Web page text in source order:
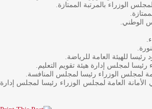
الوزراء بالمرتبة الممتازة.
الوطني.
للهيئة العامة للرياضة.
لمجلس إدارة هيئة تقويم التعليم.
لمجلس الوزراء رئيسا لمجلس المنافسة.
العامة لمجلس الوزراء رئيسا لمجلس إدارة